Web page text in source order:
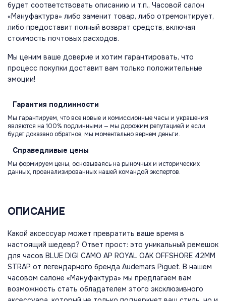
будет соответствовать описанию и т.п., Часовой салон
«Мануфактура» либо заменит товар, либо отремонтирует,
либо предоставит полный возврат средств, включая
стоимость почтовых расходов.
Мы ценим ваше доверие и хотим гарантировать, что
процесс покупки доставит вам только положительные
эмоции!
Гарантия подлинности
Мы гарантируем, что все новые и комиссионные часы и украшения
являются на 100% подлинными — мы дорожим репутацией и если
будет доказано обратное, мы моментально вернем деньги.
Справедливые цены
Мы формируем цены, основываясь на рыночных и исторических
данных, проанализированных нашей командой экспертов.
ОПИСАНИЕ
Какой аксессуар может превратить ваше время в
настоящий шедевр? Ответ прост: это уникальный ремешок
для часов BLUE DIGI CAMO AP ROYAL OAK OFFSHORE 42MM
STRAP от легендарного бренда Audemars Piguet. В нашем
часовом салоне «Мануфактура» мы предлагаем вам
возможность стать обладателем этого эксклюзивного